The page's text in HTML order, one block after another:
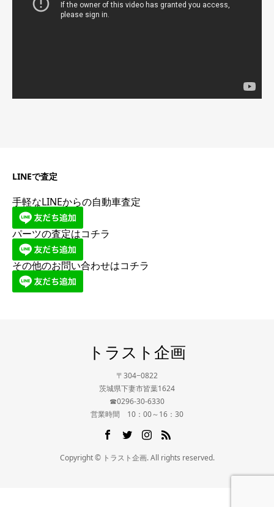
LINEで査定
手軽なLINEからの自動車査定
パーツの査定はコチラ
その他のお問い合わせはコチラ
トラスト企画
〒304−0822
茨城県下妻市皆葉1624
☎0296-30-6330
営業時間 10：00～16：30
Copyright © トラスト企画. All rights reserved.